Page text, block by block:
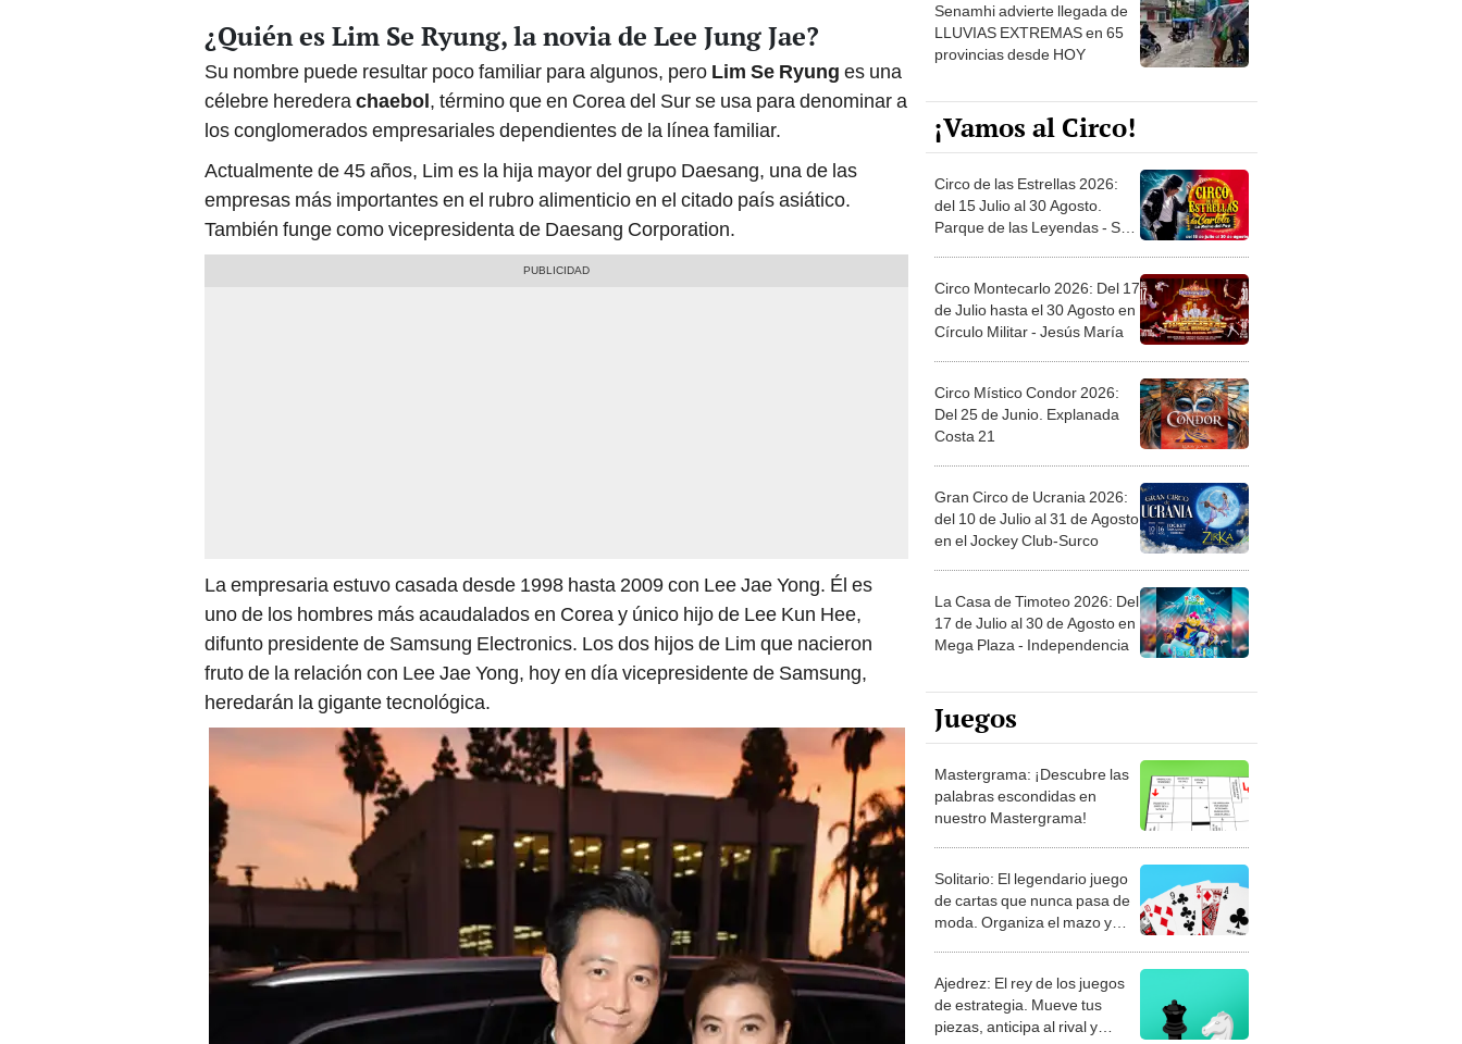
¿Quién es Lim Se Ryung, la novia de Lee Jung Jae?
Su nombre puede resultar poco familiar para algunos, pero Lim Se Ryung es una
célebre heredera chaebol, término que en Corea del Sur se usa para denominar a
los conglomerados empresariales dependientes de la línea familiar.
Actualmente de 45 años, Lim es la hija mayor del grupo Daesang, una de las
empresas más importantes en el rubro alimenticio en el citado país asiático.
También funge como vicepresidenta de Daesang Corporation.
La empresaria estuvo casada desde 1998 hasta 2009 con Lee Jae Yong. Él es
uno de los hombres más acaudalados en Corea y único hijo de Lee Kun Hee,
difunto presidente de Samsung Electronics. Los dos hijos de Lim que nacieron
fruto de la relación con Lee Jae Yong, hoy en día vicepresidente de Samsung,
heredarán la gigante tecnológica.
Senamhi advierte llegada de
LLUVIAS EXTREMAS en 65
provincias desde HOY
¡Vamos al Circo!
Circo de las Estrellas 2026:
del 15 Julio al 30 Agosto.
Parque de las Leyendas - San
Circo Montecarlo 2026: Del 17
de Julio hasta el 30 Agosto en
Círculo Militar - Jesús María
Circo Místico Condor 2026:
Del 25 de Junio. Explanada
Costa 21
Gran Circo de Ucrania 2026:
del 10 de Julio al 31 de Agosto
en el Jockey Club-Surco
La Casa de Timoteo 2026: Del
17 de Julio al 30 de Agosto en
Mega Plaza - Independencia
Juegos
Mastergrama: ¡Descubre las
palabras escondidas en
nuestro Mastergrama!
Solitario: El legendario juego
de cartas que nunca pasa de
moda. Organiza el mazo y
Ajedrez: El rey de los juegos
de estrategia. Mueve tus
piezas, anticipa al rival y